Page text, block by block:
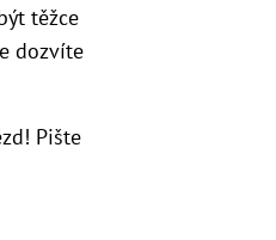
těžce
dozvíte
Pište